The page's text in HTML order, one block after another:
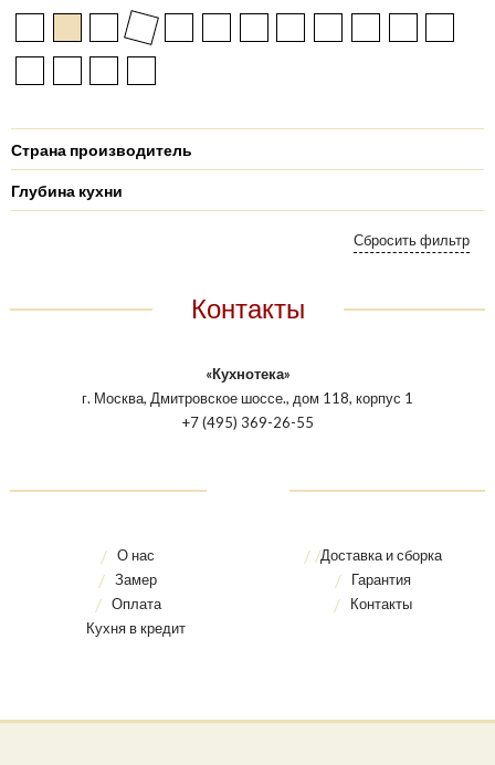
Страна производитель
Глубина кухни
Контакты
«Кухнотека»
г. Москва, Дмитровское шоссе., дом 118, корпус 1
+7 (495) 369-26-55
О нас
Замер
Оплата
Кухня в кредит
Доставка и сборка
Гарантия
Контакты